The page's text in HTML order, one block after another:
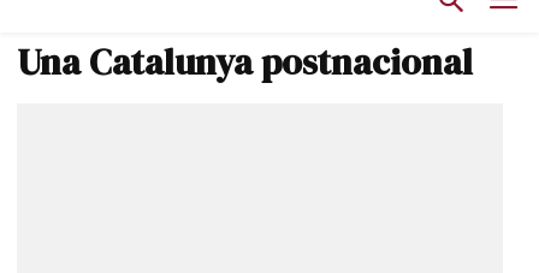
Una Catalunya postnacional